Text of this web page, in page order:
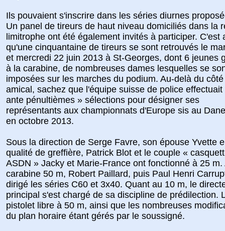
Ils pouvaient s'inscrire dans les séries diurnes
Un panel de tireurs de haut niveau domiciliés dans la
limitrophe ont été également invités à participer. C'est
qu'une cinquantaine de tireurs se sont retrouvés le
et mercredi 22 juin 2013 à St-Georges, dont 6 jeunes
à la carabine, de nombreuses dames lesquelles se
imposées sur les marches du podium. Au-delà du côté
amical, sachez que l'équipe suisse de police effectuait
ante pénultièmes » sélections pour désigner ses
représentants aux championnats d'Europe sis au
en octobre 2013.
Sous la direction de Serge Favre, son épouse Yvette
qualité de greffière, Patrick Blot et le couple «
ASDN » Jacky et Marie-France ont fonctionné à 25 m.
carabine 50 m, Robert Paillard, puis Paul Henri
dirigé les séries C60 et 3x40. Quant au 10 m, le
principal s'est chargé de sa discipline de prédilection.
pistolet libre à 50 m, ainsi que les nombreuses
du plan horaire étant gérés par le soussigné.